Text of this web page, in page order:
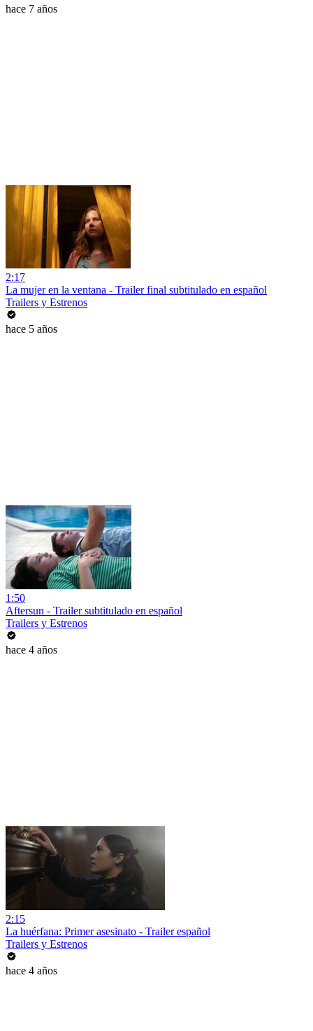
hace 7 años
2:17
La mujer en la ventana - Trailer final subtitulado en español
Trailers y Estrenos
hace 5 años
1:50
Aftersun - Trailer subtitulado en español
Trailers y Estrenos
hace 4 años
2:15
La huérfana: Primer asesinato - Trailer español
Trailers y Estrenos
hace 4 años